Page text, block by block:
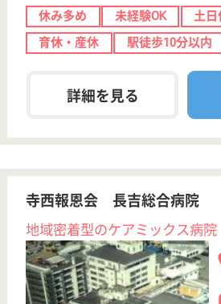
デイサービス,
居宅介護支援事
業所, 訪問介護,
訪...
大阪府のシクロケアプランセンターは、デイサービ
ス・居宅介護支援事業所・訪問介護を運営していま
サービス提供責任者 正社員(日勤のみ)
月給：225,000円〜350,000円
休み多め 未経験OK
土日休み
詳細を見る WEB問合せ
ケアマネジャー 契約社員(日勤のみ)
給与
月給：280,000円〜480,000円
職種
ケアマネジャー
給料多め 未経験OK
土日休み
正社員登用制度
託児所あり